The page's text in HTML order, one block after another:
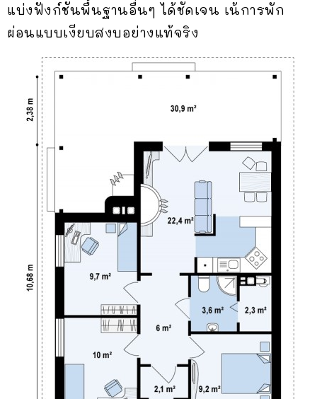
แบ่งฟังก์ชันพื้นฐานอื่นๆ ได้ชัดเจน เน้การพัก
ผ่อนแบบเงียบสงบอย่างแท้จริง